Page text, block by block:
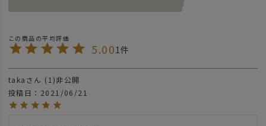
5.001
taka 1 非公開
投稿日
2021/06/21